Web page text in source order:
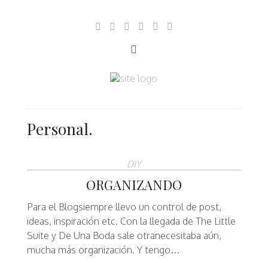
Personal.
DIY
ORGANIZANDO
Para el Blogsiempre llevo un control de post,
ideas, inspiración etc. Con la llegada de The Little
Suite y De Una Boda sale otranecesitaba aún,
mucha más organización. Y tengo…